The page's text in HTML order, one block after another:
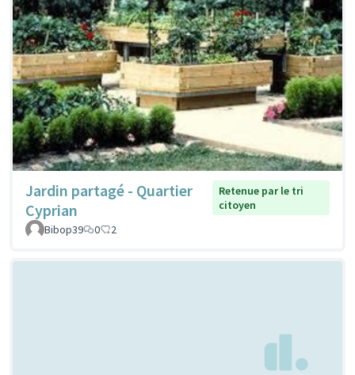
Jardin partagé - Quartier
Cyprian
Retenue par le tri
citoyen
Bibop39
0 2